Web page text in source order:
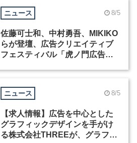
ニュース 8/5
佐藤可士和、中村勇吾、MIKIKO
らが登壇、広告クリエイティブ
フェスティバル「虎ノ門広告
ニュース 8/5
【求人情報】広告を中心とした
グラフィックデザインを手がけ
る株式会社THREEが、グラフィ